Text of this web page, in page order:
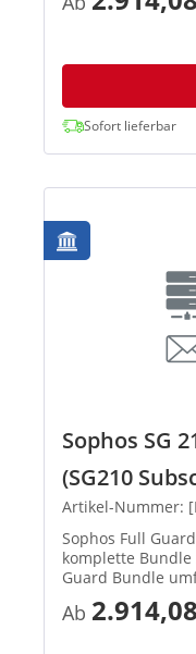
Protection, Web
und Wireless
Sofort lieferbar
Sophos SG
(SG210
Artikel-Nummer:
Sophos Full
komplette Bundle
Guard Bundle
Subscriptions (E-
Protection, Web
und Wireless
Ab